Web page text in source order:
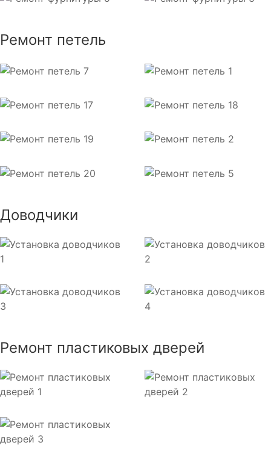
Ремонт петель
Доводчики
Ремонт пластиковых дверей